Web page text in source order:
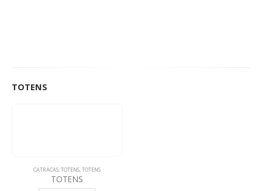
TOTENS
CATRACAS,TOTENS,TOTENS
TOTENS